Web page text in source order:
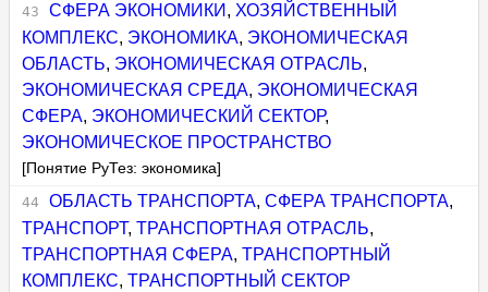
СФЕРА ЭКОНОМИКИ , ХОЗЯЙСТВЕННЫЙ
КОМПЛЕКС, ЭКОНОМИКА, ЭКОНОМИЧЕСКАЯ
ОБЛАСТЬ, ЭКОНОМИЧЕСКАЯ ОТРАСЛЬ,
ЭКОНОМИЧЕСКАЯ СРЕДА, ЭКОНОМИЧЕСКАЯ
СФЕРА, ЭКОНОМИЧЕСКИЙ СЕКТОР,
ЭКОНОМИЧЕСКОЕ ПРОСТРАНСТВО
[Понятие РуТез: экономика]
ОБЛАСТЬ ТРАНСПОРТА, СФЕРА ТРАНСПОРТА,
ТРАНСПОРТ,ТРАНСПОРТНАЯ ОТРАСЛЬ,
ТРАНСПОРТНАЯ СФЕРА,ТРАНСПОРТНЫЙ
КОМПЛЕКС,ТРАНСПОРТНЫЙ СЕКТОР